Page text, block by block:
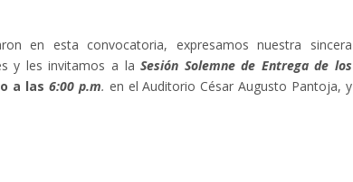
en esta convocatoria, expresamos nuestra sincera
y les invitamos a laSesión Solemne de Entrega de los
a las 6:00 p.m. en el Auditorio César Augusto Pantoja, y